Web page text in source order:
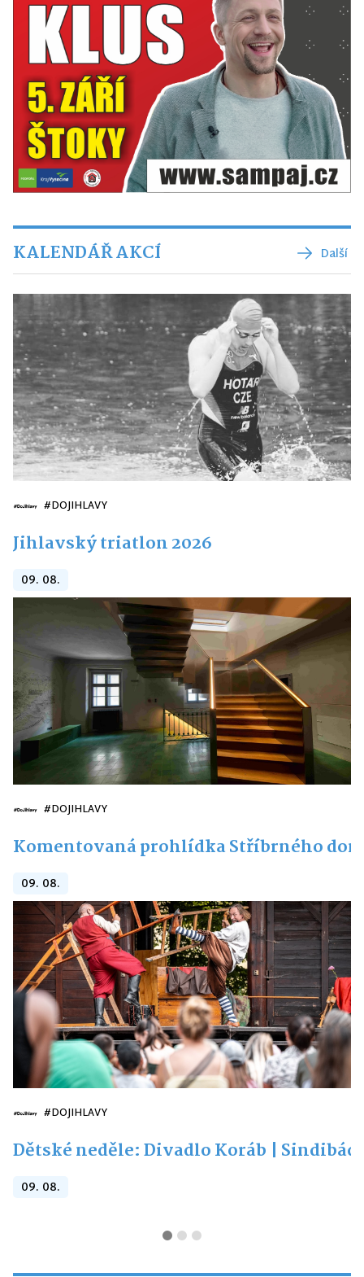
KALENDÁŘ AKCÍ Další
#DOJIHLAVY
Jihlavský triatlon 2026
09. 08.
#DOJIHLAVY
Komentovaná prohlídka Stříbrného
09. 08.
#DOJIHLAVY
Dětské neděle: Divadlo Koráb |
09. 08.